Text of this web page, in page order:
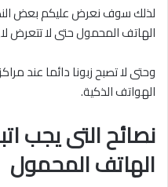
لذلك سوف نعرض عليكم بعض
الهاتف المحمول حتى لا تتعرض
وحتى لا تصبح زبونا دائما عند
الهواتف الذكية.
نصائح التى يجب
الهاتف المحمول